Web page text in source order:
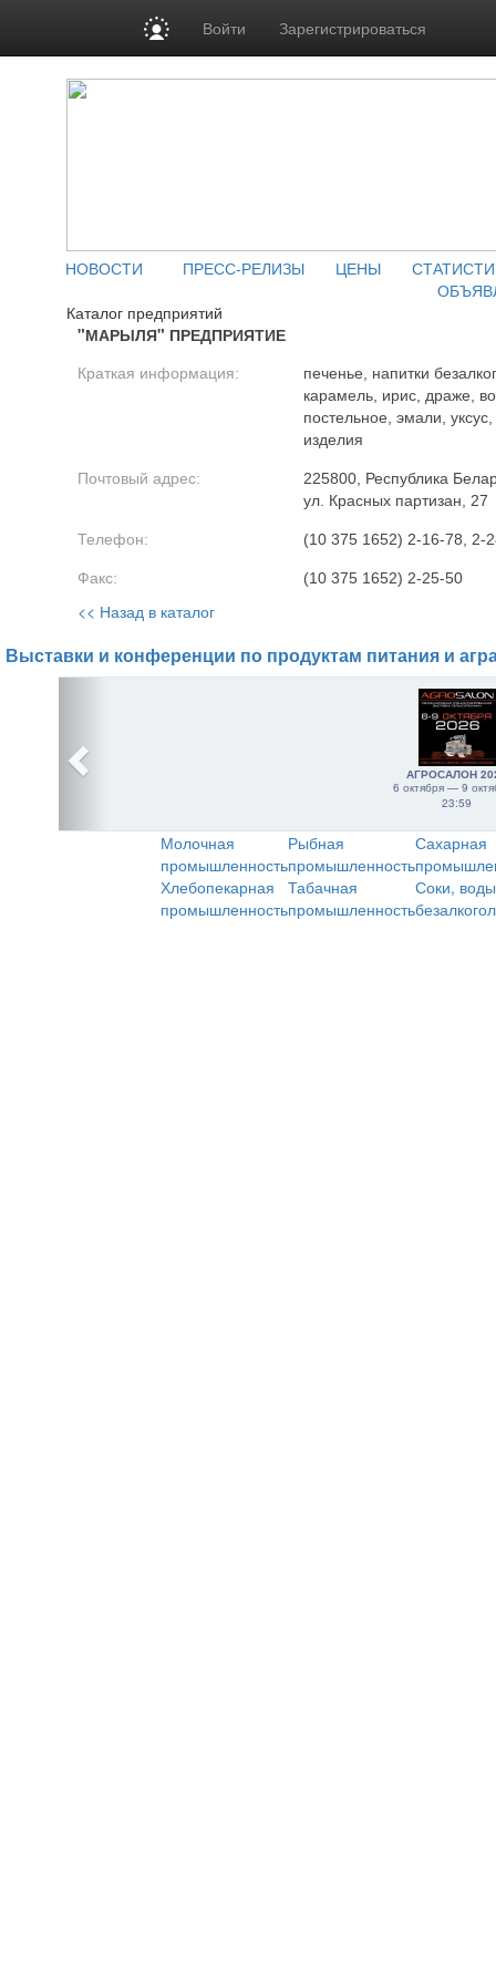
Войти Зарегистрироваться
НОВОСТИ ПРЕСС-РЕЛИЗЫ ЦЕНЫ
Каталог предприятий
"МАРЫЛЯ" ПРЕДПРИЯТИЕ
Краткая информация:
печенье, напитки
карамель, ирис, драже,
постельное, эмали,
изделия
Почтовый адрес:
225800, Республика
ул. Красных партизан, 27
Телефон: (10 375 1652) 2-16-78, 2-
Факс: (10 375 1652) 2-25-50
<< Назад в каталог
Выставки и конференции по продуктам питания и
АГРОСАЛОН
6 октября — 9
23:59
Молочная
промышленность
Рыбная
промышленность
Сахарная
Хлебопекарная
промышленность
Табачная
промышленность
Соки,